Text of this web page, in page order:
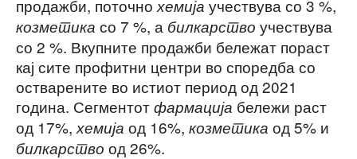
продажби, поточно хемија учествува со 3 %,
козметика со 7 %, а билкарство учествува
со 2 %. Вкупните продажби бележат пораст
кај сите профитни центри во споредба со
остварените во истиот период од 2021
година. Сегментотфармација бележи раст
од 17%, хемија од 16%, козметика од 5% и
билкарство од 26%.